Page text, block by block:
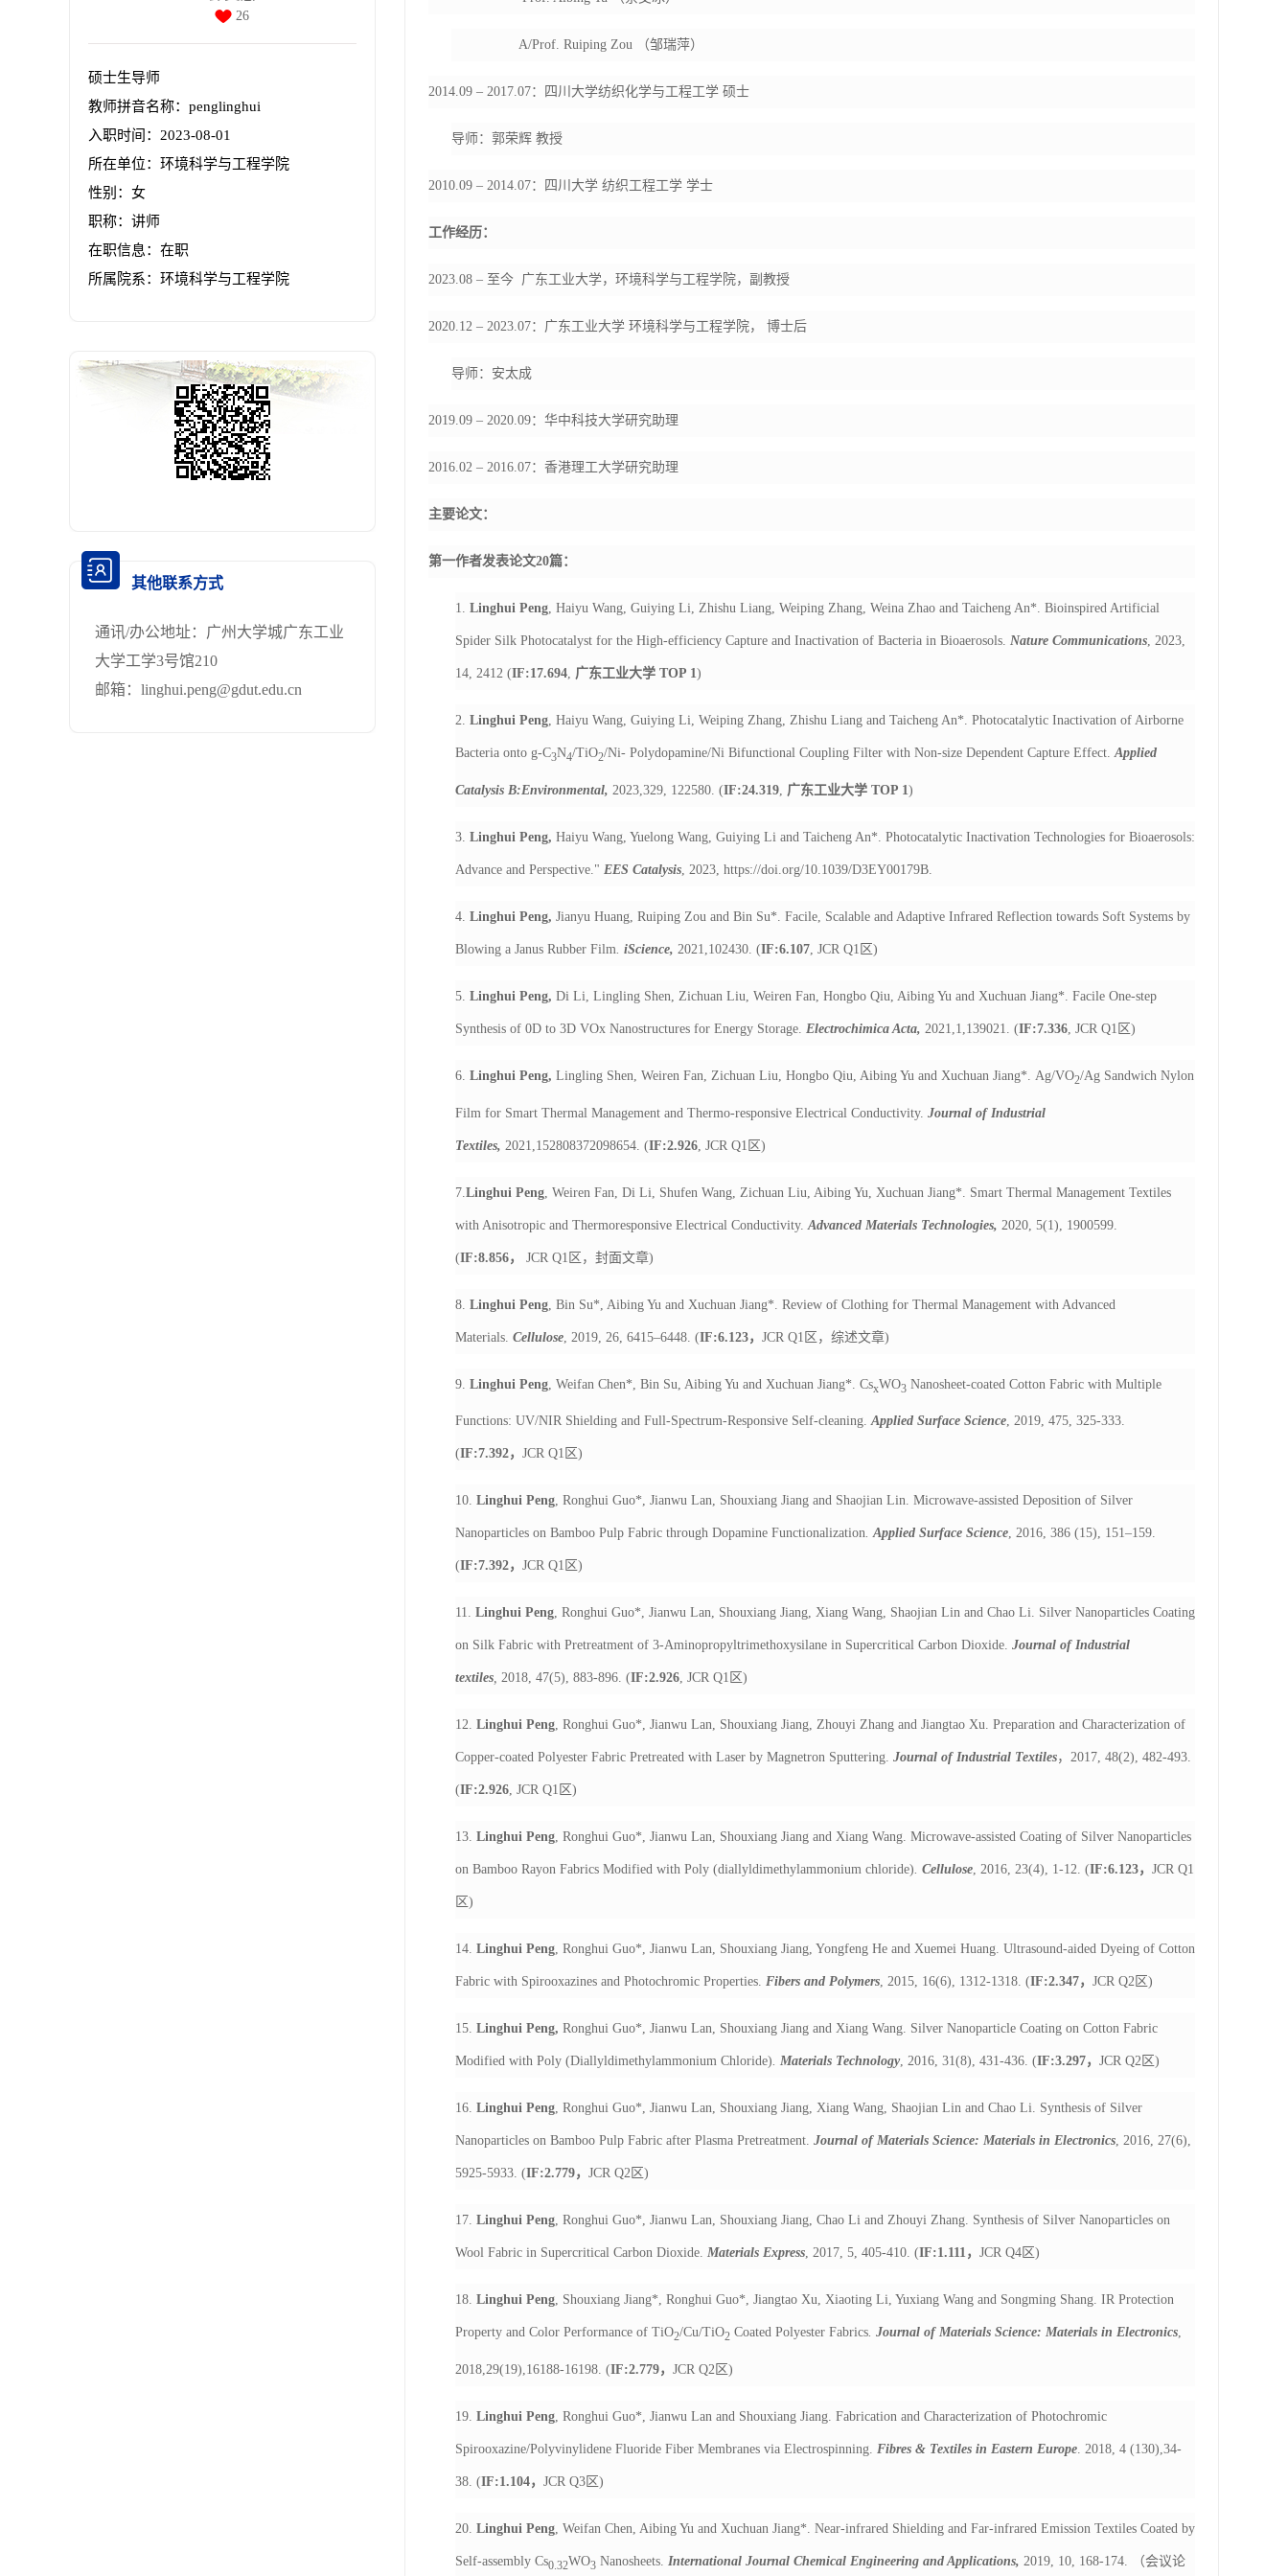
26
硕士生导师
教师拼音名称：penglinghui
入职时间：2023-08-01
所在单位：环境科学与工程学院
性别：女
职称：讲师
在职信息：在职
所属院系：环境科学与工程学院
其他联系方式
通讯/办公地址： 广州大学城广东工业
大学工学3号馆210
邮箱： linghui.peng@gdut.edu.cn
A/Prof. Ruiping Zou （邹瑞萍）
2014.09 – 2017.07：四川大学纺织化学与工程工学 硕士
导师：郭荣辉 教授
2010.09 – 2014.07：四川大学 纺织工程工学 学士
工作经历：
2023.08 – 至今 广东工业大学，环境科学与工程学院，副教授
2020.12 – 2023.07：广东工业大学 环境科学与工程学院， 博士后
导师：安太成
2019.09 – 2020.09：华中科技大学研究助理
2016.02 – 2016.07：香港理工大学研究助理
主要论文：
第一作者发表论文20篇：
1. Linghui Peng, Haiyu Wang, Guiying Li, Zhishu Liang, Weiping Zhang, Weina Zhao and Taicheng An*. Bioinspired Artificial
Spider Silk Photocatalyst for the High-efficiency Capture and Inactivation of Bacteria in Bioaerosols. Nature Communications, 2023,
14, 2412 (IF:17.694, 广东工业大学 TOP 1)
2. Linghui Peng, Haiyu Wang, Guiying Li, Weiping Zhang, Zhishu Liang and Taicheng An*. Photocatalytic Inactivation of Airborne
Bacteria onto g-C3N4/TiO2/Ni- Polydopamine/Ni Bifunctional Coupling Filter with Non-size Dependent Capture Effect. Applied
Catalysis B:Environmental, 2023,329, 122580. (IF:24.319 广东工业大学 TOP 1 )
3. Linghui Peng, Haiyu Wang, Yuelong Wang, Guiying Li and Taicheng An*. Photocatalytic Inactivation Technologies for Bioaerosols:
Advance and Perspective." EES Catalysis , 2023, https://doi.org/10.1039/D3EY00179B
4. Linghui Peng, Jianyu Huang, Ruiping Zou and Bin Su*. Facile, Scalable and Adaptive Infrared Reflection towards Soft Systems by
Blowing a Janus Rubber Film iScience, 2021,102430. (IF:6.107 , JCR Q1 区)
5. Linghui Peng, Di Li, Lingling Shen, Zichuan Liu, Weiren Fan, Hongbo Qiu, Aibing Yu and Xuchuan Jiang*. Facile One-step
Synthesis of 0D to 3D VOx Nanostructures for Energy Storage. Electrochimica Acta, 2021,1,139021. (IF:7.336 , JCR Q1 区)
6. Linghui Peng, Lingling Shen, Weiren Fan, Zichuan Liu, Hongbo Qiu, Aibing Yu and Xuchuan Jiang*. Ag/VO2/Ag Sandwich Nylon
Film for Smart Thermal Management and Thermo-responsive Electrical Conductivity. Journal of Industrial
Textiles, 2021,152808372098654. (IF:2.926 , JCR Q1 区)
7. Linghui Peng , Weiren Fan, Di Li, Shufen Wang, Zichuan Liu, Aibing Yu, Xuchuan Jiang*. Smart Thermal Management Textiles
with Anisotropic and Thermoresponsive Electrical Conductivity. Advanced Materials Technologies, 2020, 5(1), 1900599.
(IF:8.856， JCR Q1 区，封面文章)
8. Linghui Peng , Bin Su*, Aibing Yu and Xuchuan Jiang*. Review of Clothing for Thermal Management with Advanced
Materials. Cellulose , 2019, 26, 6415–6448. (IF:6.123， JCR Q1 区，综述文章)
9. Linghui Peng , Weifan Chen*, Bin Su, Aibing Yu and Xuchuan Jiang*. CsxWO3 Nanosheet-coated Cotton Fabric with Multiple
Functions: UV/NIR Shielding and Full-Spectrum-Responsive Self-cleaning.Applied Surface Science, 2019, 475, 325-333.
(IF:7.392， JCR Q1 区)
10. Linghui Peng, Ronghui Guo*, Jianwu Lan, Shouxiang Jiang and Shaojian Lin. Microwave-assisted Deposition of Silver
Nanoparticles on Bamboo Pulp Fabric through Dopamine Functionalization.Applied Surface Science, 2016, 386 (15), 151–159.
(IF:7.392， JCR Q1 区)
11. Linghui Peng, Ronghui Guo*, Jianwu Lan, Shouxiang Jiang, Xiang Wang, Shaojian Lin and Chao Li. Silver Nanoparticles Coating
on Silk Fabric with Pretreatment of 3-Aminopropyltrimethoxysilane in Supercritical Carbon Dioxide. Journal of Industrial
textiles, 2018, 47(5), 883-896. (IF:2.926, JCR Q1 区)
12. Linghui Peng, Ronghui Guo*, Jianwu Lan, Shouxiang Jiang, Zhouyi Zhang and Jiangtao Xu. Preparation and Characterization of
Copper-coated Polyester Fabric Pretreated with Laser by Magnetron Sputtering. Journal of Industrial Textiles， 2017, 48(2), 482-493.
(IF:2.926, JCR Q1 区)
13. Linghui Peng, Ronghui Guo*, Jianwu Lan, Shouxiang Jiang and Xiang Wang. Microwave-assisted Coating of Silver Nanoparticles
on Bamboo Rayon Fabrics Modified with Poly (diallyldimethylammonium chloride). Cellulose, 2016, 23(4), 1-12. (IF:6.123， JCR Q1
区)
14. Linghui Peng, Ronghui Guo*, Jianwu Lan, Shouxiang Jiang, Yongfeng He and Xuemei Huang. Ultrasound-aided Dyeing of Cotton
Fabric with Spirooxazines and Photochromic Properties. Fibers and Polymers, 2015, 16(6), 1312-1318. (IF:2.347， JCR Q2 区)
15. Linghui Peng, Ronghui Guo*, Jianwu Lan, Shouxiang Jiang and Xiang Wang. Silver Nanoparticle Coating on Cotton Fabric
Modified with Poly (Diallyldimethylammonium Chloride). Materials Technology, 2016, 31(8), 431-436. (IF:3.297， JCR Q2 区)
16. Linghui Peng, Ronghui Guo*, Jianwu Lan, Shouxiang Jiang, Xiang Wang, Shaojian Lin and Chao Li. Synthesis of Silver
Nanoparticles on Bamboo Pulp Fabric after Plasma Pretreatment. Journal of Materials Science: Materials in Electronics, 2016, 27(6),
5925-5933. (IF:2.779， JCR Q2 区)
17. Linghui Peng, Ronghui Guo*, Jianwu Lan, Shouxiang Jiang, Chao Li and Zhouyi Zhang. Synthesis of Silver Nanoparticles on
Wool Fabric in Supercritical Carbon Dioxide. Materials Express, 2017, 5, 405-410. (IF:1.111， JCR Q4 区)
18. Linghui Peng, Shouxiang Jiang*, Ronghui Guo*, Jiangtao Xu, Xiaoting Li, Yuxiang Wang and Songming Shang. IR Protection
Property and Color Performance of TiO2/Cu/TiO2 Coated Polyester Fabrics. Journal of Materials Science: Materials in Electronics,
2018,29(19),16188-16198. (IF:2.779， JCR Q2 区)
19. Linghui Peng, Ronghui Guo*, Jianwu Lan and Shouxiang Jiang. Fabrication and Characterization of Photochromic
Spirooxazine/Polyvinylidene Fluoride Fiber Membranes via Electrospinning. Fibres & Textiles in Eastern Europe. 2018, 4 (130),34-
38. (IF:1.104， JCR Q3 区)
20. Linghui Peng, Weifan Chen, Aibing Yu and Xuchuan Jiang*. Near-infrared Shielding and Far-infrared Emission Textiles Coated by
Self-assembly Cs0.32WO3 Nanosheets. International Journal Chemical Engineering and Applications, 2019, 10, 168-174. （会议论